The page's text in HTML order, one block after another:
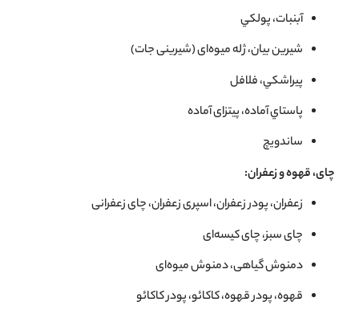
آبنبات، پولكي
شيرين بيان، ژله ميوه‌ای (شیرینی جات)
پيراشكي، فلافل
پاستاي آماده، پيتزای آماده
ساندويچ
چای، قهوه و زعفران:
زعفران، پودر زعفران، اسپری زعفران، چای زعفرانی
چای سبز، چای کیسه‌ای
دمنوش گياهی، دمنوش ميوه‌ای
قهوه، پودر قهوه، كاكائو، پودر كاكائو